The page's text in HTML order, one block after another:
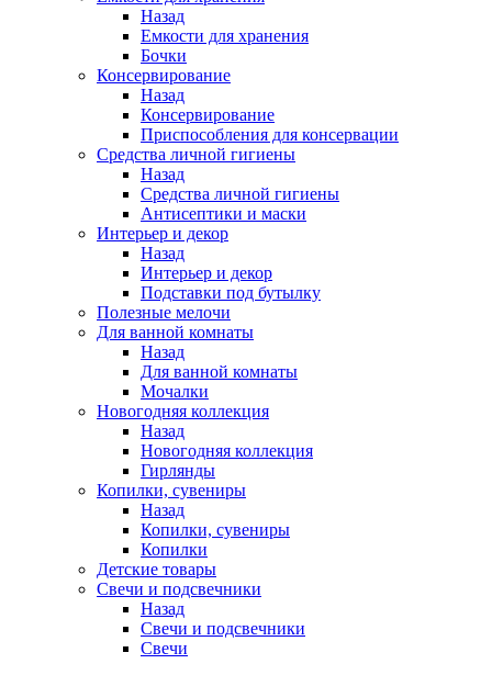
Назад
Емкости для хранения
Бочки
Консервирование
Назад
Консервирование
Приспособления для консервации
Средства личной гигиены
Назад
Средства личной гигиены
Антисептики и маски
Интерьер и декор
Назад
Интерьер и декор
Подставки под бутылку
Полезные мелочи
Для ванной комнаты
Назад
Для ванной комнаты
Мочалки
Новогодняя коллекция
Назад
Новогодняя коллекция
Гирлянды
Копилки, сувениры
Назад
Копилки, сувениры
Копилки
Детские товары
Свечи и подсвечники
Назад
Свечи и подсвечники
Свечи